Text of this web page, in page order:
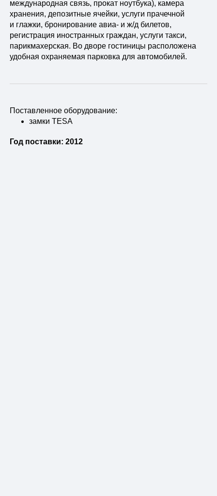
международная связь, прокат ноутбука), камера
хранения, депозитные ячейки, услуги прачечной
и глажки, бронирование авиа- и ж/д билетов,
регистрация иностранных граждан, услуги такси,
парикмахерская. Во дворе гостиницы расположена
удобная охраняемая парковка для автомобилей.
Поставленное оборудование:
замки TESA
Год поставки: 2012